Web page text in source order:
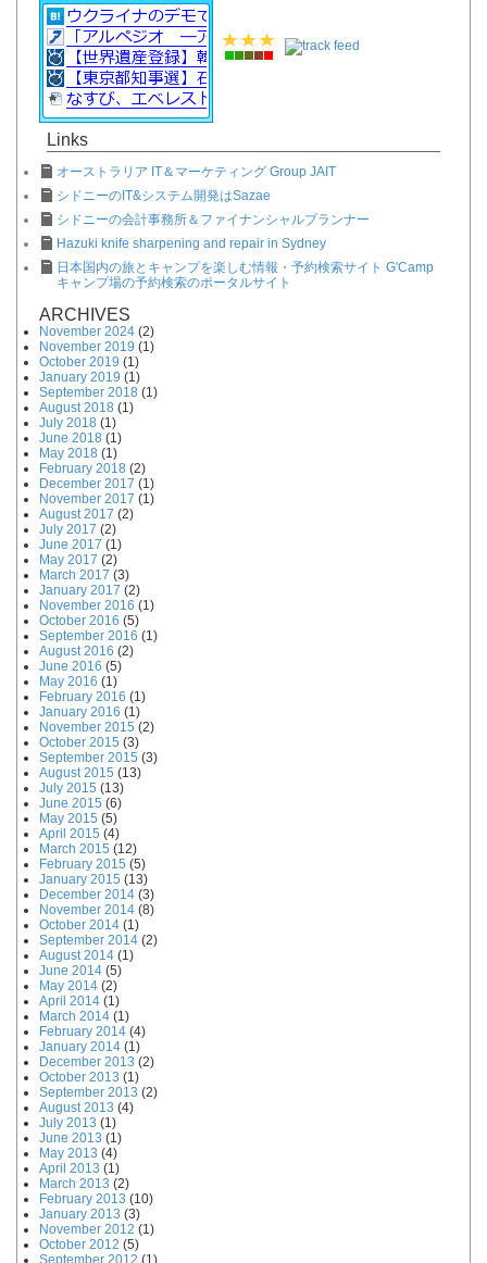
Links
オーストラリア IT＆マーケティング Group JAIT
シドニーのIT&システム開発はSazae
シドニーの会計事務所＆ファイナンシャルプランナー
Hazuki knife sharpening and repair in Sydney
日本国内の旅とキャンプを楽しむ情報・予約検索サイト G'Camp
キャンプ場の予約検索のポータルサイト
ARCHIVES
November 2024 (2)
November 2019 (1)
October 2019 (1)
January 2019 (1)
September 2018 (1)
August 2018 (1)
July 2018 (1)
June 2018 (1)
May 2018 (1)
February 2018 (2)
December 2017 (1)
November 2017 (1)
August 2017 (2)
July 2017 (2)
June 2017 (1)
May 2017 (2)
March 2017 (3)
January 2017 (2)
November 2016 (1)
October 2016 (5)
September 2016 (1)
August 2016 (2)
June 2016 (5)
May 2016 (1)
February 2016 (1)
January 2016 (1)
November 2015 (2)
October 2015 (3)
September 2015 (3)
August 2015 (13)
July 2015 (13)
June 2015 (6)
May 2015 (5)
April 2015 (4)
March 2015 (12)
February 2015 (5)
January 2015 (13)
December 2014 (3)
November 2014 (8)
October 2014 (1)
September 2014 (2)
August 2014 (1)
June 2014 (5)
May 2014 (2)
April 2014 (1)
March 2014 (1)
February 2014 (4)
January 2014 (1)
December 2013 (2)
October 2013 (1)
September 2013 (2)
August 2013 (4)
July 2013 (1)
June 2013 (1)
May 2013 (4)
April 2013 (1)
March 2013 (2)
February 2013 (10)
January 2013 (3)
November 2012 (1)
October 2012 (5)
September 2012 (1)